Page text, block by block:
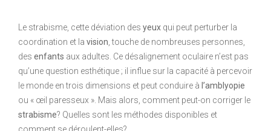
Le strabisme, cette déviation des yeux qui peut perturber la
coordination et la vision , touche de nombreuses personnes,
des enfants aux adultes. Ce désalignement oculaire n’est pas
qu’une question esthétique ; il influe sur la capacité à percevoir
le monde en trois dimensions et peut conduire à l’amblyopie
ou « œil paresseux ». Mais alors, comment peut-on corriger le
strabisme? Quelles sont les méthodes disponibles et